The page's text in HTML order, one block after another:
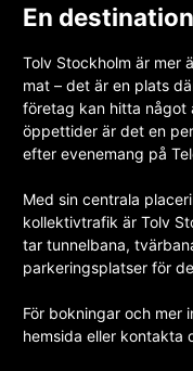
En
Tolv Stockholm är mer
mat – det är en plats
företag kan hitta något
öppettider är det en
efter evenemang på
Med sin centrala
kollektivtrafik är Tolv
tar tunnelbana,
parkeringsplatser för
För bokningar och mer
hemsida eller kontakta